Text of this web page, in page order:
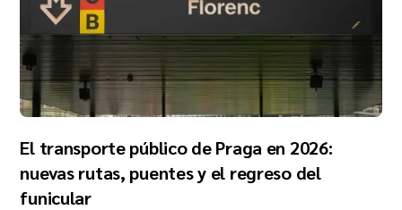
El transporte público de Praga en 2026:
nuevas rutas, puentes y el regreso del
funicular